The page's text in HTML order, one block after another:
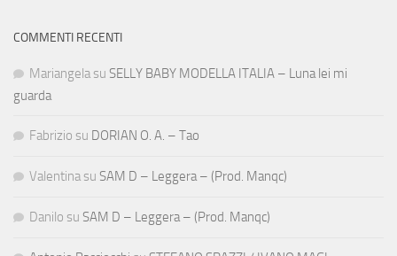
COMMENTI RECENTI
Mariangela su SELLY BABY MODELLA ITALIA – Luna lei mi
guarda
Fabrizio su DORIAN O. A. – Tao
Valentina su SAM D – Leggera – (Prod. Manqc)
Danilo su SAM D – Leggera – (Prod. Manqc)